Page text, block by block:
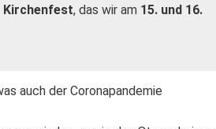
Kirchenfest, das wir am 15. und 16.
auch der Coronapandemie